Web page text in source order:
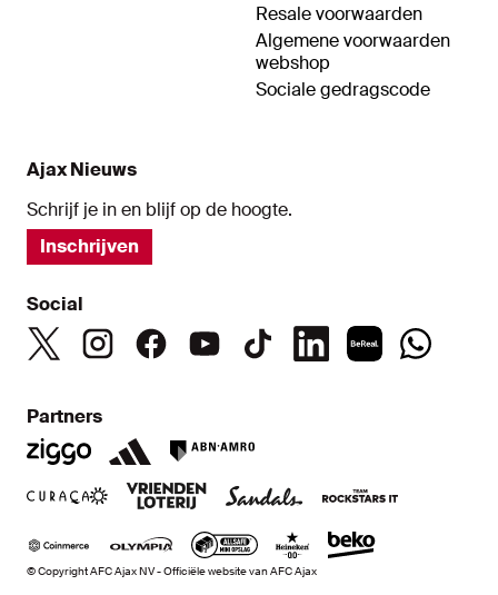
Resale voorwaarden
Algemene voorwaarden
webshop
Sociale gedragscode
Ajax Nieuws
Schrijf je in en blijf op de hoogte.
Inschrijven
Social
Partners
© Copyright AFC Ajax NV - Officiële website van AFC Ajax